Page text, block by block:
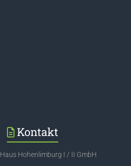
Kontakt
Haus Hohenlimburg I / II GmbH